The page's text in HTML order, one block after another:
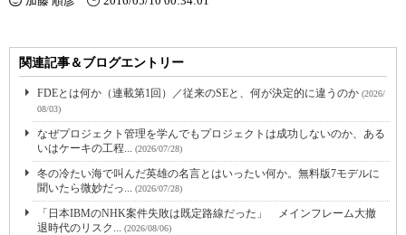
関連記事＆ブログエントリー
FDEとは何か（連載第1回）／従来のSEと、何が決定的に違うのか (2026/
08/03)
なぜプロジェクト管理を学んでもプロジェクトは成功しないのか、ある
いはケーキの工程... (2026/07/28)
冬の冷たい海で叫んだ英雄の名言とはいったい何か。無料版7モデルに
聞いたら微妙だっ... (2026/07/28)
「日本IBMのNHK案件失敗は既定路線だった」 メインフレーム大撤
退時代のリスク... (2026/08/06)